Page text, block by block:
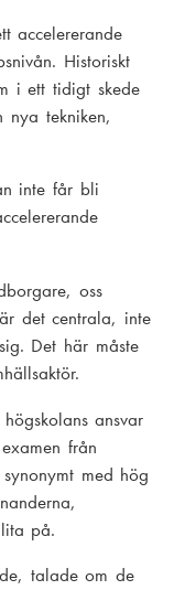
accelererande
Historiskt
i ett tidigt skede
tekniken,
inte får bli
oss
det centrala, inte
Det här måste
ansvar
från
med hög
på.
talade om de